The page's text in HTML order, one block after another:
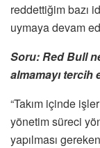
reddettiğim bazı
uymaya devam
Soru: Red Bull
almamayı tercih
“Takım içinde
yönetim süreci
yapılması